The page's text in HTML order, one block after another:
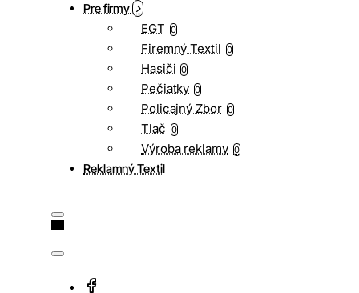
Pre firmy
EGT 0
Firemný Textil 0
Hasiči 0
Pečiatky 0
Policajný Zbor 0
Tlač 0
Výroba reklamy 0
Reklamný Textil